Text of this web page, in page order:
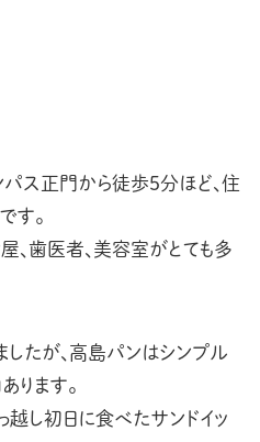
ス正門から徒歩5分ほど、住
す。
、歯医者、美容室がとても多
したが、高島パンはシンプル
ります。
し初日に食べたサンドイッ